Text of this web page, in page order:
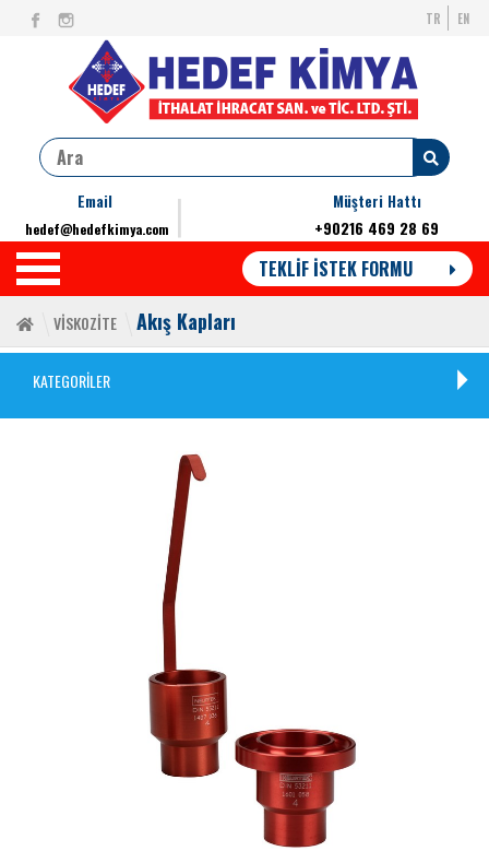
TR EN
Müşteri Hattı
+90216 469 28 69
Email
hedef@hedefkimya.com
TEKLİF İSTEK FORMU
VİSKOZİTE Akış Kapları
KATEGORİLER